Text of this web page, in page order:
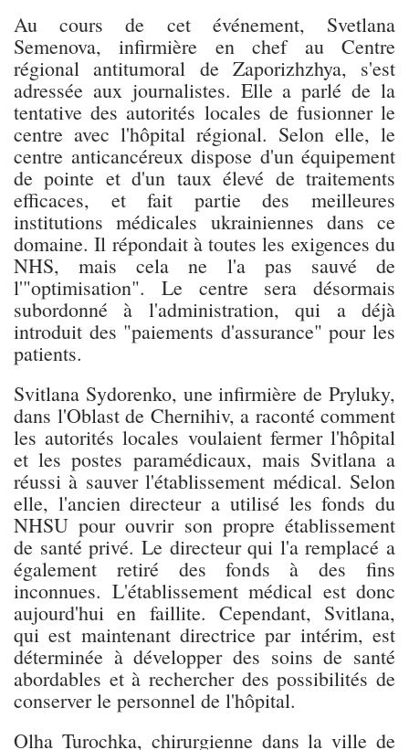
Au cours de cet événement, Svetlana
Semenova, infirmière en chef au Centre
régional antitumoral de Zaporizhzhya, s'est
adressée aux journalistes. Elle a parlé de la
tentative des autorités locales de fusionner le
centre avec l'hôpital régional. Selon elle, le
centre anticancéreux dispose d'un équipement
de pointe et d'un taux élevé de traitements
efficaces, et fait partie des meilleures
institutions médicales ukrainiennes dans ce
domaine. Il répondait à toutes les exigences du
NHS, mais cela ne l'a pas sauvé de
l'"optimisation". Le centre sera désormais
subordonné à l'administration, qui a déjà
introduit des "paiements d'assurance" pour les
patients.
Svitlana Sydorenko, une infirmière de Pryluky,
dans l'Oblast de Chernihiv, a raconté comment
les autorités locales voulaient fermer l'hôpital
et les postes paramédicaux, mais Svitlana a
réussi à sauver l'établissement médical. Selon
elle, l'ancien directeur a utilisé les fonds du
NHSU pour ouvrir son propre établissement
de santé privé. Le directeur qui l'a remplacé a
également retiré des fonds à des fins
inconnues. L'établissement médical est donc
aujourd'hui en faillite. Cependant, Svitlana,
qui est maintenant directrice par intérim, est
déterminée à développer des soins de santé
abordables et à rechercher des possibilités de
conserver le personnel de l'hôpital.
Olha Turochka, chirurgienne dans la ville de